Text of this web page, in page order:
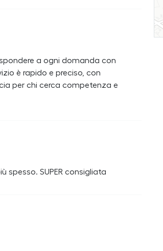
a ogni domanda con
è rapido e preciso, con
per chi cerca competenza e
spesso. SUPER consigliata